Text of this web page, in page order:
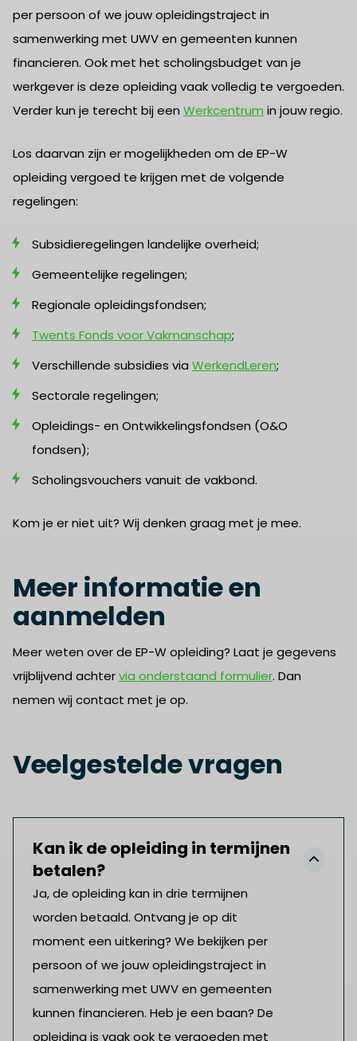
per persoon of we jouw opleidingstraject in
samenwerking met UWV en gemeenten kunnen
financieren. Ook met het scholingsbudget van je
werkgever is deze opleiding vaak volledig te vergoeden.
Verder kun je terecht bij een Werkcentrum in jouw regio.
Los daarvan zijn er mogelijkheden om de EP-W
opleiding vergoed te krijgen met de volgende
regelingen:
Subsidieregelingen landelijke overheid;
Gemeentelijke regelingen;
Regionale opleidingsfondsen;
Twents Fonds voor Vakmanschap;
Verschillende subsidies via WerkendLeren;
Sectorale regelingen;
Opleidings- en Ontwikkelingsfondsen (O&O
fondsen);
Scholingsvouchers vanuit de vakbond.
Kom je er niet uit? Wij denken graag met je mee.
Meer informatie en
aanmelden
Meer weten over de EP-W opleiding? Laat je gegevens
vrijblijvend achtervia onderstaand formulier. Dan
nemen wij contact met je op.
Veelgestelde vragen
Kan ik de opleiding in termijnen
betalen?
Ja, de opleiding kan in drie termijnen
worden betaald. Ontvang je op dit
moment een uitkering? We bekijken per
persoon of we jouw opleidingstraject in
samenwerking met UWV en gemeenten
kunnen financieren. Heb je een baan? De
opleiding is vaak ook te vergoeden met